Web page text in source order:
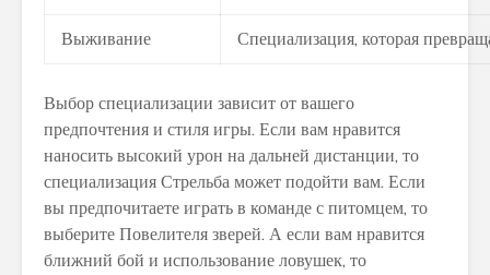
Выживание Специализация, которая
Выбор специализации зависит от вашего
предпочтения и стиля игры. Если вам нравится
наносить высокий урон на дальней дистанции, то
специализация Стрельба может подойти вам. Если
вы предпочитаете играть в команде с питомцем, то
выберите Повелителя зверей. А если вам нравится
ближний бой и использование ловушек, то